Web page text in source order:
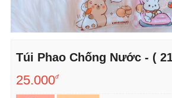
Túi Phao Chống Nước - (
25.000đ